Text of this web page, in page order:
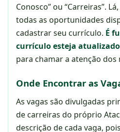
Conosco” ou “Carreiras”.
todas as oportunidades
cadastrar seu currículo. É
currículo esteja
para chamar a atenção
Onde Encontrar as
As vagas são divulgadas
de carreiras do próprio
descrição de cada vaga,